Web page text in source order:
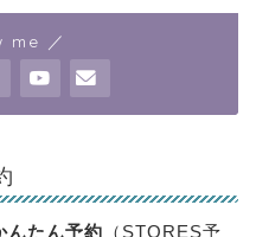
me ／
んたん予約 （STORES予